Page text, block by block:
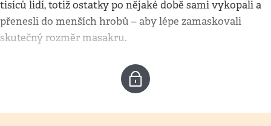
tisíců lidí, totiž ostatky po nějaké době sami vykopali a
přenesli do menších hrobů – aby lépe zamaskovali
skutečný rozměr masakru.